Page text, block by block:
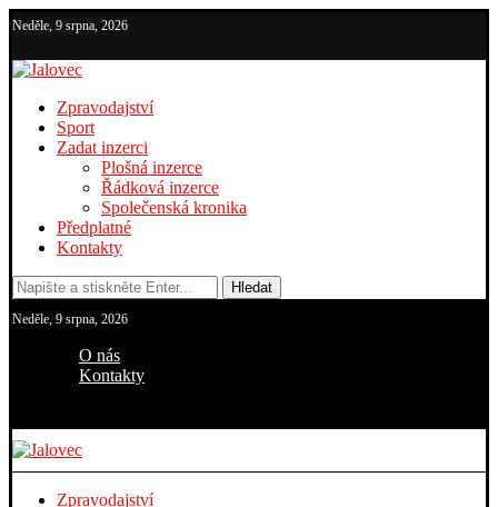
Neděle, 9 srpna, 2026
Zpravodajství
Sport
Zadat inzerci
Plošná inzerce
Řádková inzerce
Společenská kronika
Předplatné
Kontakty
Hledat
Neděle, 9 srpna, 2026
O nás
Kontakty
Zpravodajství